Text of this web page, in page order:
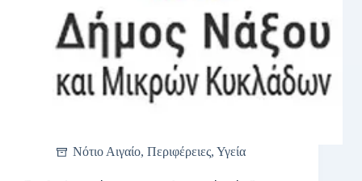
Νότιο Αιγαίο, Περιφέρειες, Υγεία